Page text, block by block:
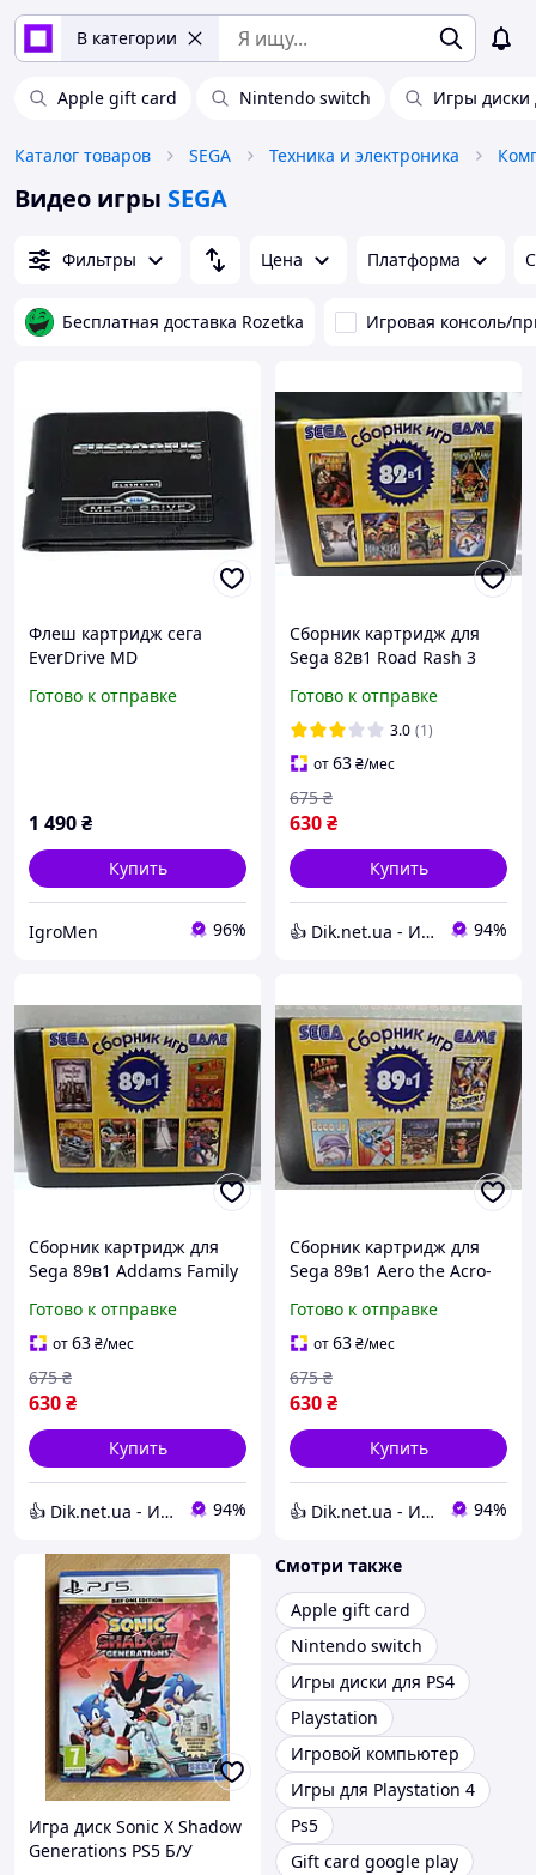
В категории
Apple gift card Nintendo switch Игры диски
Каталог товаров SEGA Техника и электроника
Видео игры SEGA
Фильтры Цена Платформа
Бесплатная доставка Rozetka Игровая консоль/
Флеш картридж сега
EverDrive MD
Готово к отправке
1 490₴
Купить
IgroMen 96%
Сборник картридж для
Sega 82в1 Road Rash 3
NHL RHL 2007
Готово к отправке
3.0 (1)
от63₴/мес
630₴
675 ₴
Купить
👍 Dik.net.ua - Интернет магазин 94%
Сборник картридж для
Sega 89в1 Addams Family
Готово к отправке
от63₴/мес
630₴
675 ₴
Купить
👍 Dik.net.ua - Интернет магазин 94%
Сборник картридж для
Sega 89в1 Aero the Acro-
Terminator X-Men
Готово к отправке
от63₴/мес
630₴
675 ₴
Купить
👍 Dik.net.ua - Интернет магазин 94%
Игра диск Sonic X Shadow
Generations PS5 Б/У
Смотри также
Apple gift card
Nintendo switch
Игры диски для PS4
Playstation
Игровой компьютер
Игры для Playstation 4
Ps5
Gift card google play